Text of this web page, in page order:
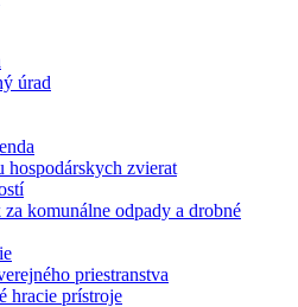
úrad
hospodárskych zvierat
komunálne odpady a drobné
priestranstva
hracie prístroje